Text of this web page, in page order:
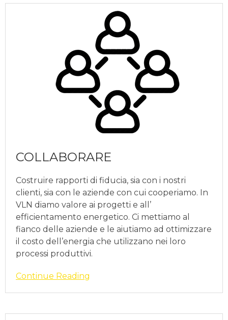
COLLABORARE
Costruire rapporti di fiducia, sia con i nostri
clienti, sia con le aziende con cui cooperiamo. In
VLN diamo valore ai progetti e all’
efficientamento energetico. Ci mettiamo al
fianco delle aziende e le aiutiamo ad ottimizzare
il costo dell’energia che utilizzano nei loro
processi produttivi.
Continue Reading